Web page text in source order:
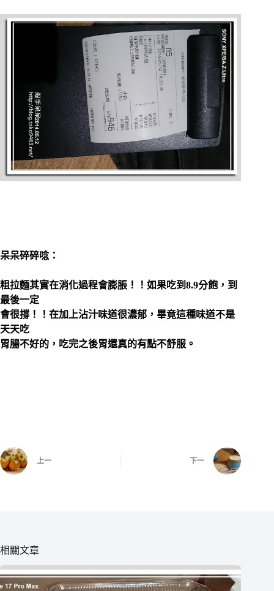
呆呆碎碎唸：
粗拉麵其實在消化過程會膨脹！！如果吃到8.9分飽，到
最後一定
會很撐！！在加上沾汁味道很濃郁，畢竟這種味道不是
天天吃
胃腸不好的，吃完之後胃還真的有點不舒服。
上一 下一
相關文章